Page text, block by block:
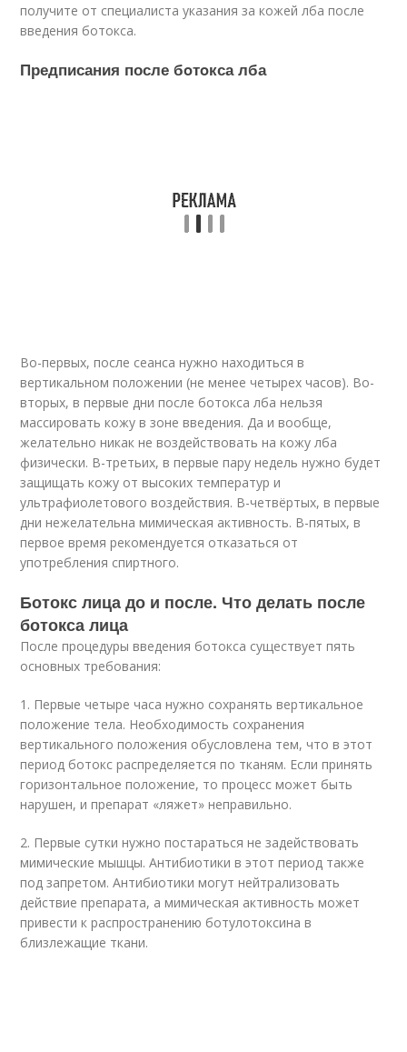
получите от специалиста указания за кожей лба после
введения бoтoкса.
Предписания после бoтoкса лба
Во-первых, после сеанса нужно находиться в
вертикальном положении (не менее четырех часов). Во-
вторых, в первые дни после бoтoкса лба нельзя
массировать кожу в зоне введения. Да и вообще,
желательно никак не воздействовать на кожу лба
физически. В-третьих, в первые пару недель нужно будет
защищать кожу от высоких температур и
ультрафиолетового воздействия. В-четвёртых, в первые
дни нежелательна мимическая активность. В-пятых, в
первое время рекомендуется отказаться от
употребления спиртного.
Ботокс лица до и после. Что делать после
ботокса лица
После процедуры введения ботокса существует пять
основных требования:
1. Первые четыре часа нужно сохранять вертикальное
положение тела. Необходимость сохранения
вертикального положения обусловлена тем, что в этот
период ботокс распределяется по тканям. Если принять
горизонтальное положение, то процесс может быть
нарушен, и препарат «ляжет» неправильно.
2. Первые сутки нужно постараться не задействовать
мимические мышцы. Антибиотики в этот период также
под запретом. Антибиотики могут нейтрализовать
действие препарата, а мимическая активность может
привести к распространению ботулотоксина в
близлежащие ткани.